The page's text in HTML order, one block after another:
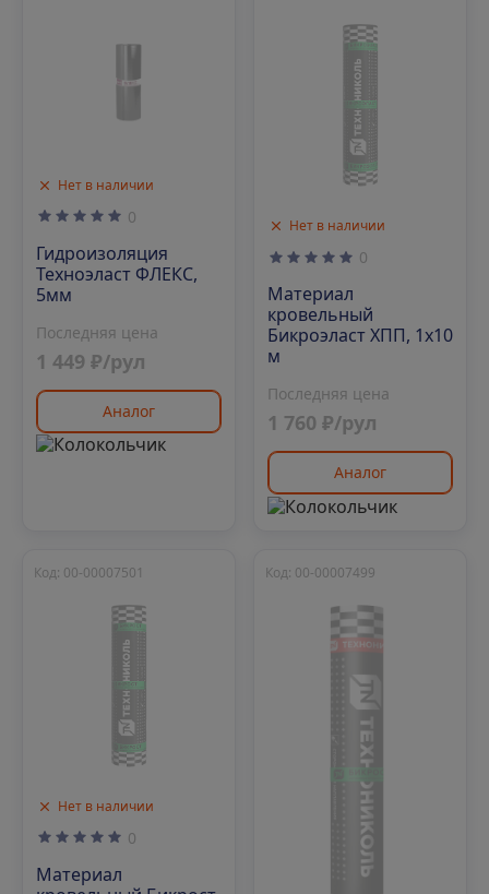
Нет в наличии
0
Гидроизоляция
Техноэласт ФЛЕКС,
5мм
Последняя цена
1 449 ₽/рул
Аналог
Нет в наличии
0
Материал
кровельный
Бикроэласт ХПП, 1х10
м
Последняя цена
1 760 ₽/рул
Аналог
Нет в наличии
Код: 00-00007501
0
Материал
Код: 00-00007499